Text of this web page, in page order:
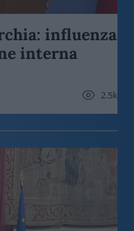
influenza
interna
2.5k